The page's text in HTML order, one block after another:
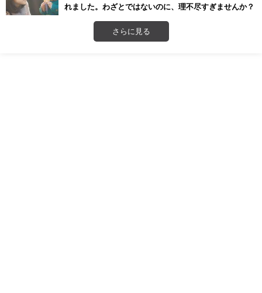
れました。わざとではないのに、理不尽すぎませんか？
さらに見る